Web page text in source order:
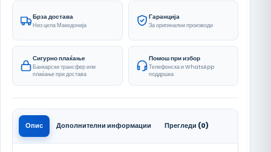
Брза достава
Низ цела Македонија
Гаранција
За оригинални производи
Сигурно плаќање
Банкарски трансфер или
плаќање при достава
Помош при избор
Телефонска и WhatsApp
поддршка
Опис Дополнителни информации Прегледи (0)